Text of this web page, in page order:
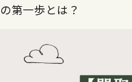
の第一歩とは？